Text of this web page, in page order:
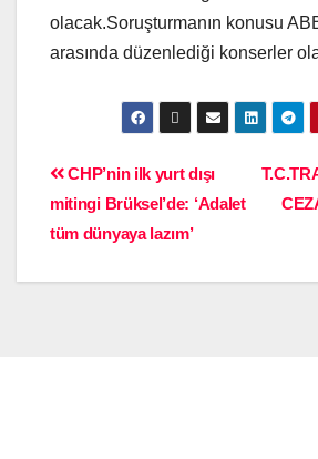
olacak.Soruşturmanın konusu
arasında düzenlediği konserler
CHP’nin ilk yurt dışı
mitingi Brüksel’de: ‘Adalet
tüm dünyaya lazım’